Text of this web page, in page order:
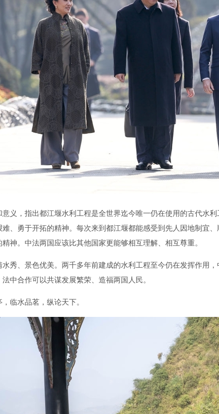
义，指出都江堰水利工程是全世界迄今唯一仍在使用的古代水
、勇于开拓的精神。每次来到都江堰都能感受到先人因地制宜
神。中法两国应该比其他国家更能够相互理解、相互尊重。
秀、景色优美。两千多年前建成的水利工程至今仍在发挥作用
中合作可以共谋发展繁荣、造福两国人民。
临水品茗，纵论天下。